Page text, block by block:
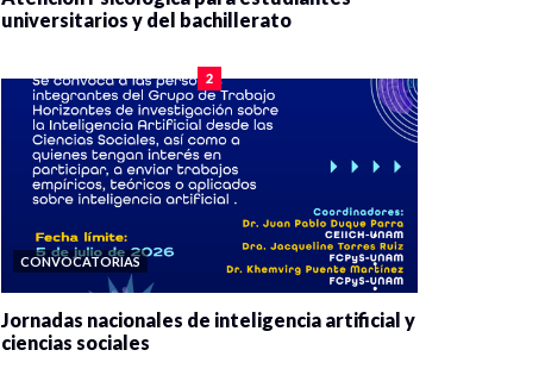
universitarios y del bachillerato
2
CONVOCATORIAS
Jornadas nacionales de inteligencia artificial y
ciencias sociales